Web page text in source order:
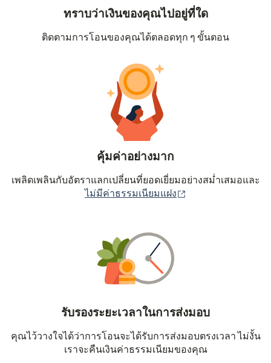
ทราบว่าเงินของคุณไปอยู่ที่ใด
ติดตามการโอนของคุณได้ตลอดทุก ๆ ขั้นตอน
คุ้มค่าอย่างมาก
เพลิดเพลินกับอัตราแลกเปลี่ยนที่ยอดเยี่ยมอย่างสม่ำเสมอและ
ไม่มีค่าธรรมเนียมแฝง
รับรองระยะเวลาในการส่งมอบ
คุณไว้วางใจได้ว่าการโอนจะได้รับการส่งมอบตรงเวลา ไม่งั้น
เราจะคืนเงินค่าธรรมเนียมของคุณ